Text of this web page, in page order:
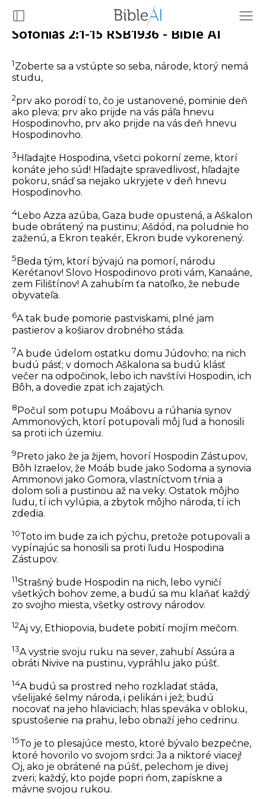
Sofoniáš 2:1-15 RSB1936 - Bible AI
1Zoberte sa a vstúpte so seba, národe, ktorý nemá
studu,
2prv ako porodí to, čo je ustanovené, pominie deň
ako pleva; prv ako prijde na vás páľa hnevu
Hospodinovho, prv ako prijde na vás deň hnevu
Hospodinovho.
3 Hľadajte Hospodina, všetci pokorní zeme, ktorí
konáte jeho súd! Hľadajte spravedlivosť, hľadajte
pokoru, snáď sa nejako ukryjete v deň hnevu
Hospodinovho.
4Lebo Azza azúba, Gaza bude opustená, a Aškalon
bude obrátený na pustinu; Ašdód, na poludnie ho
zaženú, a Ekron teakér, Ekron bude vykorenený.
5 Beda tým, ktorí bývajú na pomorí, národu
Keréťanov! Slovo Hospodinovo proti vám, Kanaáne,
zem Filištínov! A zahubím ťa natoľko, že nebude
obyvateľa.
6A tak bude pomorie pastviskami, plné jam
pastierov a košiarov drobného stáda.
7A bude údelom ostatku domu Júdovho; na nich
budú pásť; v domoch Aškalona sa budú klásť
večer na odpočinok, lebo ich navštívi Hospodin, ich
Bôh, a dovedie zpät ich zajatých.
8 Počul som potupu Moábovu a rúhania synov
Ammonových, ktorí potupovali môj ľud a honosili
sa proti ich územiu.
9 Preto jako že ja žijem, hovorí Hospodin Zástupov,
Bôh Izraelov, že Moáb bude jako Sodoma a synovia
Ammonovi jako Gomora, vlastníctvom tŕnia a
dolom soli a pustinou až na veky. Ostatok môjho
ľudu, tí ich vylúpia, a zbytok môjho národa, tí ich
zdedia.
10Toto im bude za ich pýchu, pretože potupovali a
vypínajúc sa honosili sa proti ľudu Hospodina
Zástupov.
11Strašný bude Hospodin na nich, lebo vyničí
všetkých bohov zeme, a budú sa mu klaňať každý
zo svojho miesta, všetky ostrovy národov.
12Aj vy, Ethiopovia, budete pobití mojím mečom.
13A vystrie svoju ruku na sever, zahubí Assúra a
obráti Nivive na pustinu, vypráhlu jako púšť.
14A budú sa prostred neho rozkladať stáda,
všelijaké šelmy národa, i pelikán i jež; budú
nocovať na jeho hlaviciach; hlas speváka v obloku,
spustošenie na prahu, lebo obnaží jeho cedrinu.
15To je to plesajúce mesto, ktoré bývalo bezpečne,
ktoré hovorilo vo svojom srdci: Ja a niktoré viacej!
Oj, ako je obrátené na púšť, pelechom je divej
zveri; každý, kto pojde popri ňom, zapískne a
mávne svojou rukou.